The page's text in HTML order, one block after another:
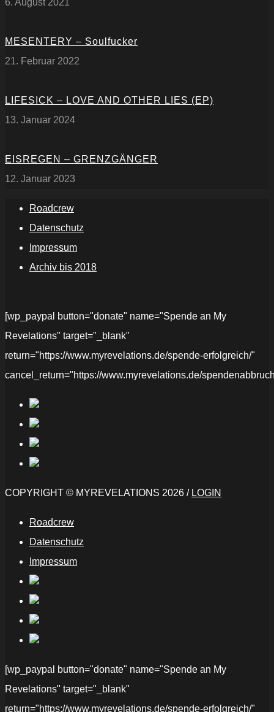
6. August 2021
MESENTERY – Soulfucker
21. Februar 2022
LIFESICK – LOVE AND OTHER LIES (EP)
13. Januar 2024
EISREGEN – GRENZGÄNGER
12. Januar 2023
Roadcrew
Datenschutz
Impressum
Archiv bis 2018
[wp_paypal button="donate" name="Spende an My
Revelations" target="_blank"
return="https://www.myrevelations.de/spende-erfolgreich/"
cancel_return="https://www.myrevelations.de/
COPYRIGHT © MYREVELATIONS 2026 / LOGIN
Roadcrew
Datenschutz
Impressum
[wp_paypal button="donate" name="Spende an My
Revelations" target="_blank"
return="https://www.myrevelations.de/spende-erfolgreich/"